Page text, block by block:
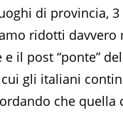
di provincia,
ridotti
il post “ponte”
cui gli italiani
che quella